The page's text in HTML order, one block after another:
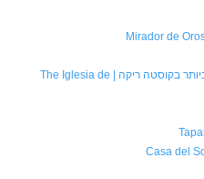
הכנסייה הקתולית העתיקה ביותר בקוסטה ריקה | The Iglesia de